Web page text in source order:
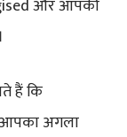
और आपकी
हैं कि
अगला